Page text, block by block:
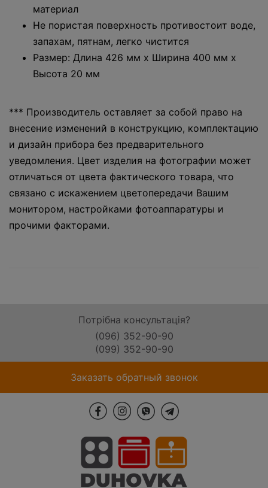
материал
Не пористая поверхность противостоит воде,
запахам, пятнам, легко чистится
Размер: Длина 426 мм х Ширина 400 мм х
Высота 20 мм
*** Производитель оставляет за собой право на
внесение изменений в конструкцию, комплектацию
и дизайн прибора без предварительного
уведомления. Цвет изделия на фотографии может
отличаться от цвета фактического товара, что
связано с искажением цветопередачи Вашим
монитором, настройками фотоаппаратуры и
прочими факторами.
Потрібна консультація?
(096) 352-90-90
(099) 352-90-90
Заказать обратный звонок